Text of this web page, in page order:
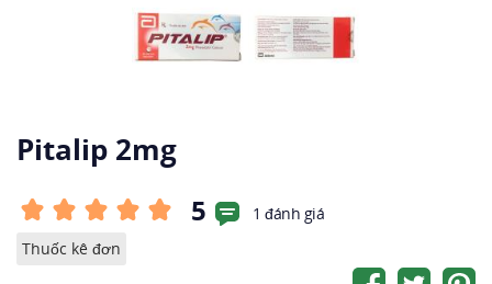
Pitalip 2mg
5
1 đánh giá
Thuốc kê đơn